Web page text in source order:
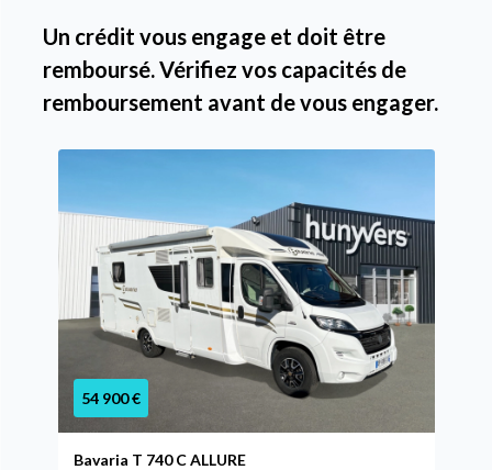
Un crédit vous engage et doit être
remboursé. Vérifiez vos capacités de
remboursement avant de vous engager.
54 900 €
Bavaria T 740 C ALLURE